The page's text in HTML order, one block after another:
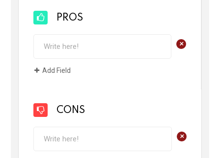
PROS
+
Add Field
CONS
+